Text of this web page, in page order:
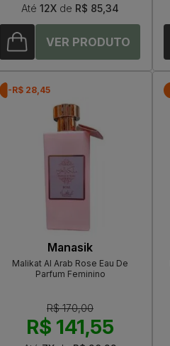
Até 12X de R$ 85,34
-R$ 28,45
Manasik
Malikat Al Arab Rose Eau De
Parfum Feminino
R$ 170,00
R$ 141,55